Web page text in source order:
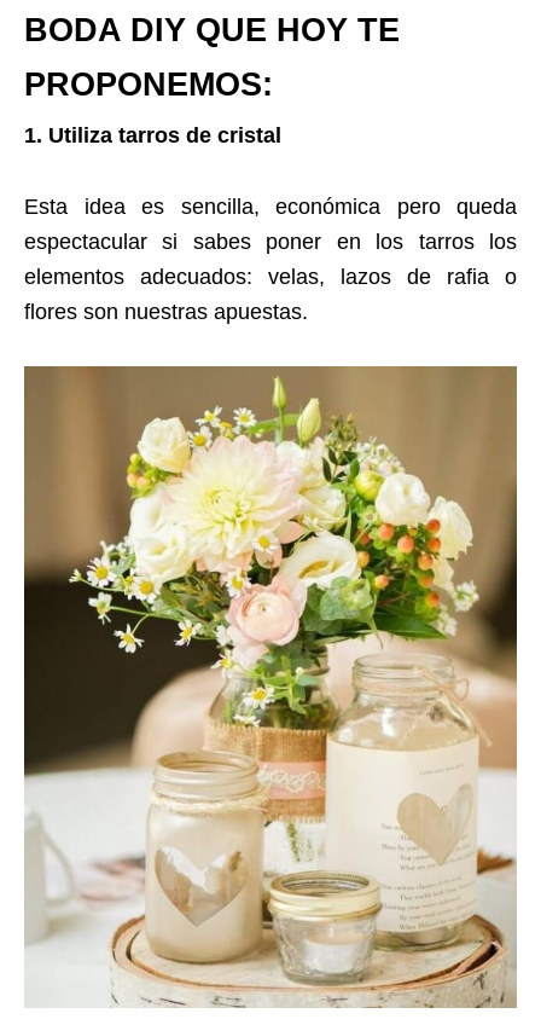
BODA DIY QUE HOY TE
PROPONEMOS:
1. Utiliza tarros de cristal
Esta idea es sencilla, económica pero queda
espectacular si sabes poner en los tarros los
elementos adecuados: velas, lazos de rafia o
flores son nuestras apuestas.